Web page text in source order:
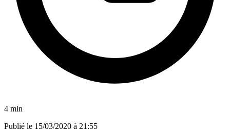
4 min
Publié le 15/03/2020 à 21:55